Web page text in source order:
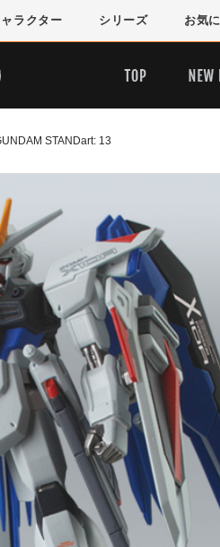
ャラクター シリーズ お気
STANDart: 13